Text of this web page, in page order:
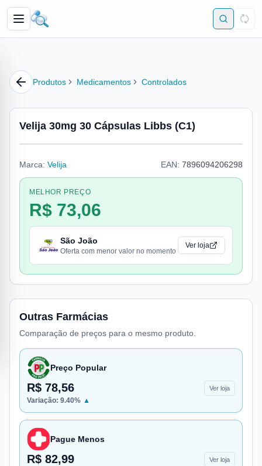
Produtos Medicamentos Controlados
Velija 30mg 30 Cápsulas Libbs (C1)
Marca: Velija EAN: 7896094206298
MELHOR PREÇO
R$ 73,06
São João
Oferta com menor valor no momento
Ver loja
Outras Farmácias
Comparação de preços para o mesmo produto.
Preço Popular
R$ 78,56 Ver loja
Variação: 9.40% ▲
Pague Menos
R$ 82,99 Ver loja